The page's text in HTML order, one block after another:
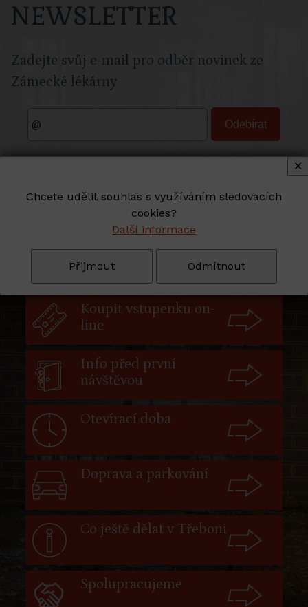
NEWSLETTER
Zadejte svůj e-mail pro odběr novinek ze
Zámecké lékárny
Virtuální prohlídka
lékárnou
Koupit vstupenku on-
line
Info před první
návštěvou
Otevírací doba
Doprava a parkování
Co ještě dělat v Třeboni
Spolupracujeme
Chcete udělit souhlas s využíváním sledovacích
cookies?
Další informace
Přijmout Odmítnout
✕